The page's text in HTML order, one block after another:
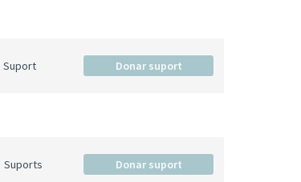
Suport Donar suport
Suports Donar suport